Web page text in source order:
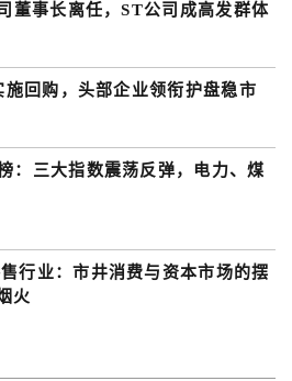
董事长离任，ST公司成高发群体
回购，头部企业领衔护盘稳市
：三大指数震荡反弹，电力、煤
行业：市井消费与资本市场的摆
火